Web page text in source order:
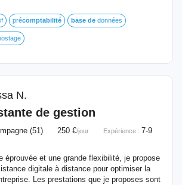
précomptabilité base de données
N.
de gestion
(51) 250 €/jour Expérience : 7-9
éprouvée et une grande flexibilité, je propose
digitale à distance pour optimiser la
Les prestations que je proposes sont